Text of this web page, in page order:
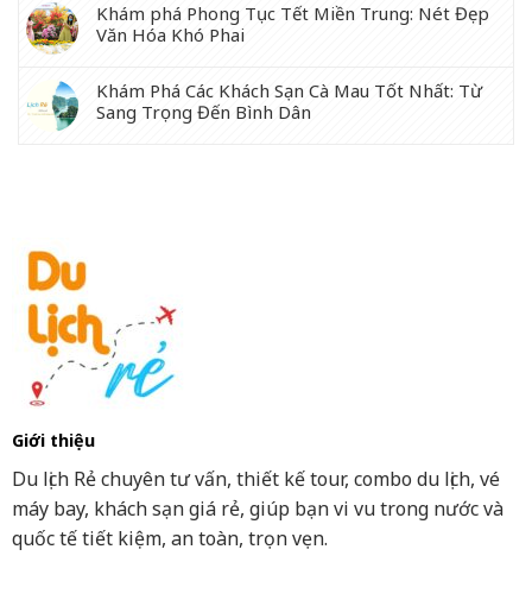
Khám phá Phong Tục Tết Miền Trung: Nét Đẹp
Văn Hóa Khó Phai
Khám Phá Các Khách Sạn Cà Mau Tốt Nhất: Từ
Sang Trọng Đến Bình Dân
Giới thiệu
Du lịch Rẻ chuyên tư vấn, thiết kế tour, combo du lịch, vé
máy bay, khách sạn giá rẻ, giúp bạn vi vu trong nước và
quốc tế tiết kiệm, an toàn, trọn vẹn.